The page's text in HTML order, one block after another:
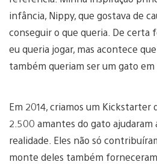
infância, Nippy, que gostava de
conseguir o que queria. De certa
eu queria jogar, mas acontece
também queriam ser um gato em
Em 2014, criamos um Kickstarter
2.500 amantes do gato ajudaram
realidade. Eles não só
monte deles também